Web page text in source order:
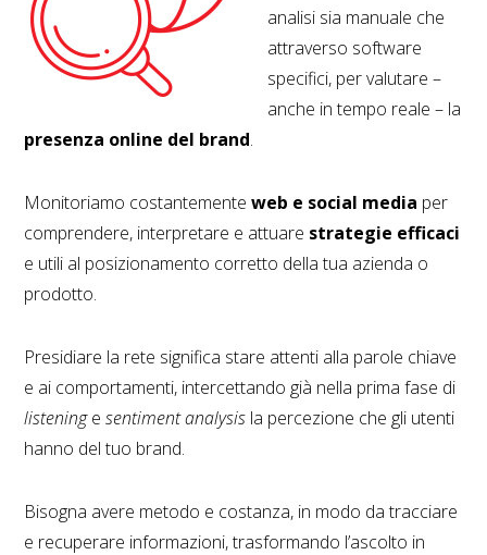
analisi sia manuale che
attraverso software
specifici, per valutare –
anche in tempo reale – la
presenza online del brand.
Monitoriamo costantementeweb e social media per
comprendere, interpretare e attuare strategie efficaci
e utili al posizionamento corretto della tua azienda o
prodotto.
Presidiare la rete significa stare attenti alla parole chiave
e ai comportamenti, intercettando già nella prima fase di
listeningesentiment analysis la percezione che gli utenti
hanno del tuo brand.
Bisogna avere metodo e costanza, in modo da tracciare
e recuperare informazioni, trasformando l’ascolto in